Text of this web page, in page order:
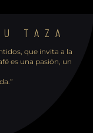
TAZA
que invita a la
es una pasión, un